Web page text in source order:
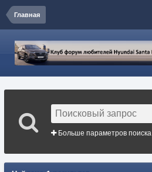
Главная
Больше параметров поиска